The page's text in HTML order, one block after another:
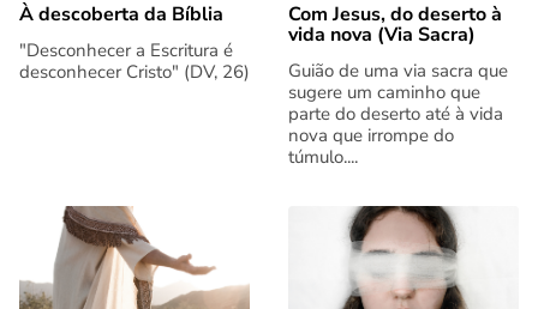
À descoberta da Bíblia
"Desconhecer a Escritura é
desconhecer Cristo" (DV, 26)
Com Jesus, do deserto à
vida nova (Via Sacra)
Guião de uma via sacra que
sugere um caminho que
parte do deserto até à vida
nova que irrompe do
túmulo....